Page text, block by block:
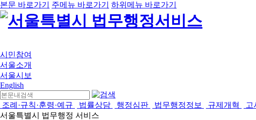
본문 바로가기 주메뉴 바로가기 하위메뉴 바로가기
시민참여
서울소개
서울시보
English
조례·규칙·훈령·예규 법률상담 행정심판 법무행정정보 규제개혁 고
서울특별시 법무행정 서비스